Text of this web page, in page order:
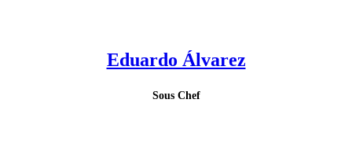
Eduardo Álvarez
Sous Chef